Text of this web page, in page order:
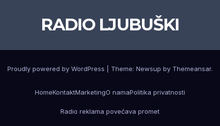
RADIO LJUBUŠKI
Proudly powered by WordPress Theme: Newsup by Themeansar.
HomeKontaktMarketingO namaPolitika privatnosti
Radio reklama povećava promet